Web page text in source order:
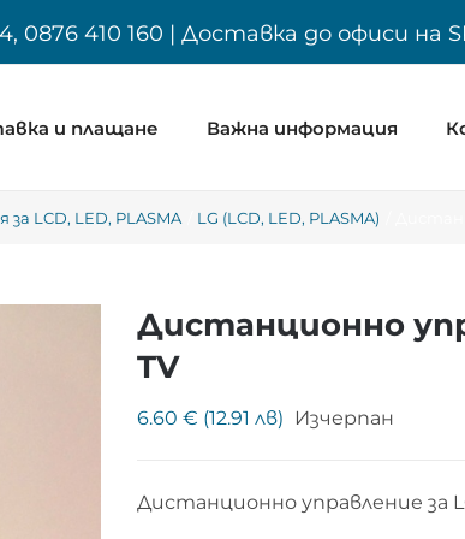
0876 410 160 | Доставка до офиси на
и плащане Важна информация
LCD, LED, PLASMA LG (LCD, LED, PLASMA)
Дистанционно
TV
6.60 € (12.91 лв) Изчерпан
Дистанционно управление за